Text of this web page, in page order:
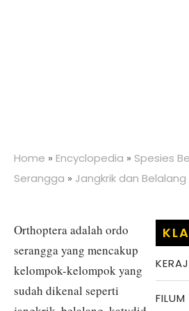
Home » Encyclopedia » Spesies
Serangga » Jangkrik dan Belalang
FILUM
Orthoptera adalah ordo
serangga yang mencakup
kelompok-kelompok yang
sudah dikenal seperti